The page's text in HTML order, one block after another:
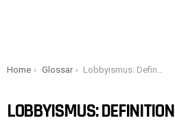
You are here:
Home Glossar Lobbyismus: Definition
LOBBYISMUS: DEFINITION